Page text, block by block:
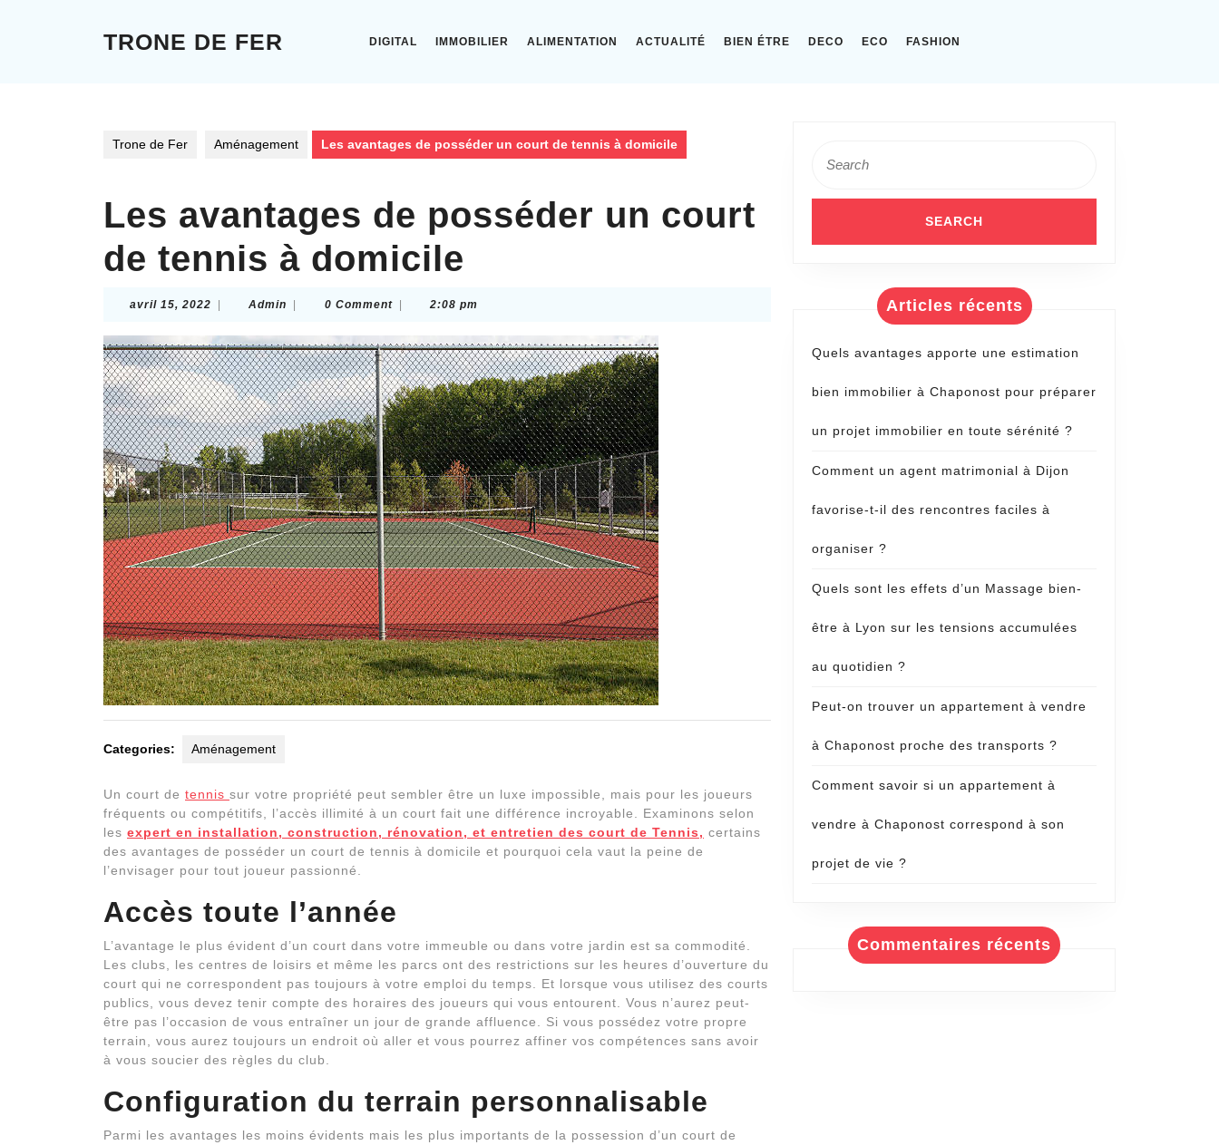
TRONE DE FER DIGITAL IMMOBILIER ALIMENTATION ACTUALITÉ BIEN ÉTRE DECO ECO FASHION
Trone de Fer Aménagement Les avantages de posséder un court de tennis à domicile
Les avantages de posséder un court
de tennis à domicile
avril 15, 2022 avril
2022
Admin Admin 0 Comment 2:08 pm
Categories: Aménagement
Un court de tennis sur votre propriété peut sembler être un luxe impossible, mais pour les joueurs
fréquents ou compétitifs, l’accès illimité à un court fait une différence incroyable. Examinons selon
les expert en installation, construction, rénovation, et entretien des court de Tennis, certains
des avantages de posséder un court de tennis à domicile et pourquoi cela vaut la peine de
l’envisager pour tout joueur passionné.
Accès toute l’année
L’avantage le plus évident d’un court dans votre immeuble ou dans votre jardin est sa commodité.
Les clubs, les centres de loisirs et même les parcs ont des restrictions sur les heures d’ouverture du
court qui ne correspondent pas toujours à votre emploi du temps. Et lorsque vous utilisez des courts
publics, vous devez tenir compte des horaires des joueurs qui vous entourent. Vous n’aurez peut-
être pas l’occasion de vous entraîner un jour de grande affluence. Si vous possédez votre propre
terrain, vous aurez toujours un endroit où aller et vous pourrez affiner vos compétences sans avoir
à vous soucier des règles du club.
Configuration du terrain personnalisable
Parmi les avantages les moins évidents mais les plus importants de la possession d’un court de
for:
Articles récents
Quels avantages apporte une estimation
bien immobilier à Chaponost pour préparer
un projet immobilier en toute sérénité ?
Comment un agent matrimonial à Dijon
favorise-t-il des rencontres faciles à
organiser ?
Quels sont les effets d’un Massage bien-
être à Lyon sur les tensions accumulées
au quotidien ?
Peut-on trouver un appartement à vendre
à Chaponost proche des transports ?
Comment savoir si un appartement à
vendre à Chaponost correspond à son
projet de vie ?
Commentaires récents